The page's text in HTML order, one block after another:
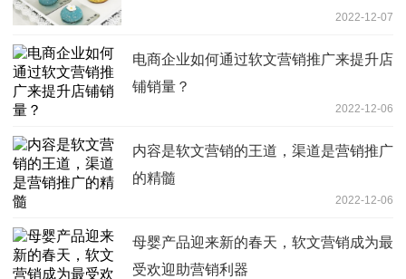
2022-12-07
电商企业如何通过软文营销推广来提升店
铺销量？
2022-12-06
内容是软文营销的王道，渠道是营销推广
的精髓
2022-12-06
母婴产品迎来新的春天，软文营销成为最
受欢迎助营销利器